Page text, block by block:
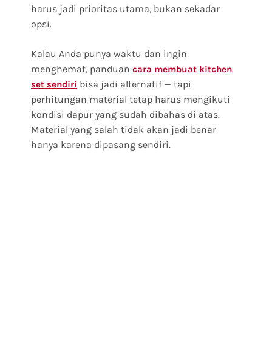
harus jadi prioritas utama, bukan sekadar
opsi.
Kalau Anda punya waktu dan ingin
menghemat, panduan cara membuat kitchen
set sendiri bisa jadi alternatif — tapi
perhitungan material tetap harus mengikuti
kondisi dapur yang sudah dibahas di atas.
Material yang salah tidak akan jadi benar
hanya karena dipasang sendiri.